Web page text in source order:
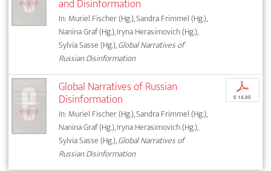
and Disinformation
In: Muriel Fischer (Hg.), Sandra Frimmel (Hg.),
Nanina Graf (Hg.), Iryna Herasimovich (Hg.),
Sylvia Sasse (Hg.),Global Narratives of
Russian Disinformation
Global Narratives of Russian
Disinformation
In: Muriel Fischer (Hg.), Sandra Frimmel (Hg.),
Nanina Graf (Hg.), Iryna Herasimovich (Hg.),
Sylvia Sasse (Hg.),Global Narratives of
Russian Disinformation
p
€ 14,95